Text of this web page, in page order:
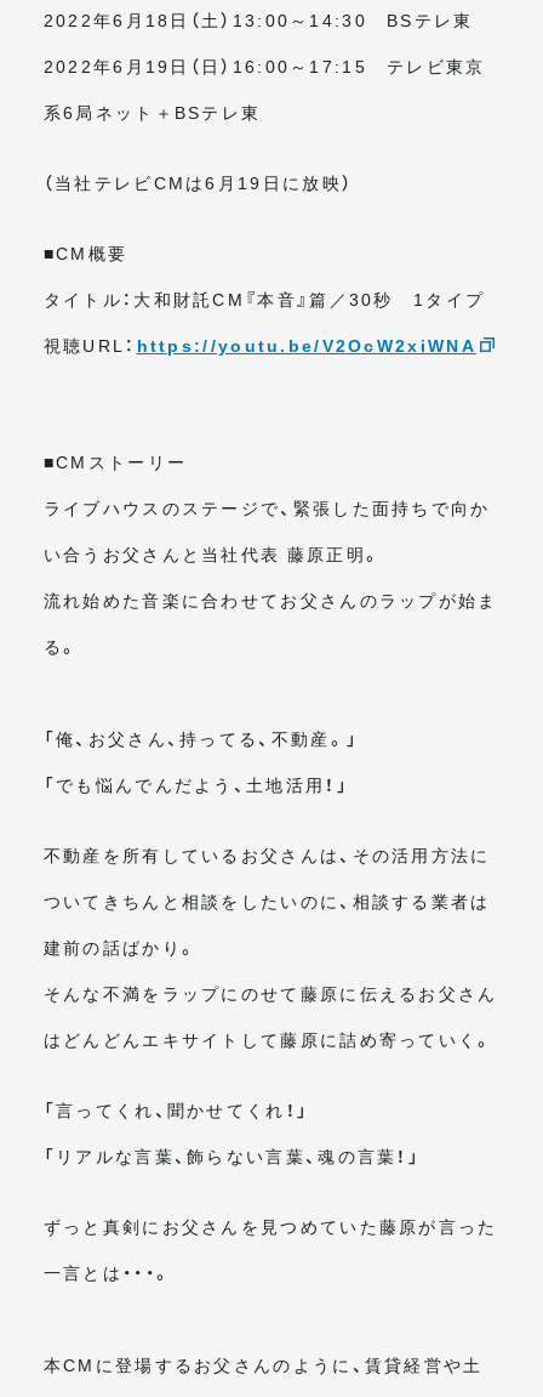
2022年6月18日（土）13:00～14:30 BSテレ東
2022年6月19日（日）16:00～17:15 テレビ東京
系6局ネット＋BSテレ東
（当社テレビCMは6月19日に放映）
■CM概要
タイトル：大和財託CM『本音』篇／30秒 1タイプ
視聴URL： https://youtu.be/V2OcW2xiWNA
■CMストーリー
ライブハウスのステージで、緊張した面持ちで向か
い合うお父さんと当社代表 藤原正明。
流れ始めた音楽に合わせてお父さんのラップが始ま
る。
「俺、お父さん、持ってる、不動産。」
「でも悩んでんだよう、土地活用！」
不動産を所有しているお父さんは、その活用方法に
ついてきちんと相談をしたいのに、相談する業者は
建前の話ばかり。
そんな不満をラップにのせて藤原に伝えるお父さん
はどんどんエキサイトして藤原に詰め寄っていく。
「言ってくれ、聞かせてくれ！」
「リアルな言葉、飾らない言葉、魂の言葉！」
ずっと真剣にお父さんを見つめていた藤原が言った
一言とは・・・。
本CMに登場するお父さんのように、賃貸経営や土